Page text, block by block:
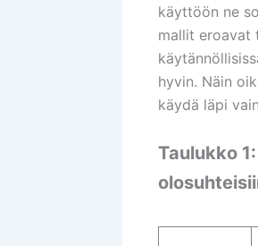
käyttöön ne
mallit eroavat
hyvin. Näin
käydä läpi
Taulukko